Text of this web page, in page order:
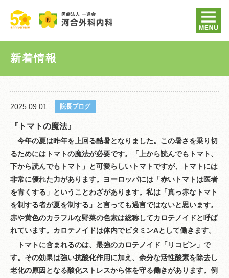
新着情報
2025.09.01 院長ブログ
『トマトの魔法』
今年の夏は昨年を上回る酷暑となりました。この暑さを乗り切
るためにはトマトの魔法が必要です。「上から読んでもトマト、
下から読んでもトマト」と可愛らしいトマトですが、トマトには
非常に優れた力があります。ヨーロッパには「赤いトマトは医者
を青くする」ということわざがあります。私は「真っ赤なトマト
を制する者が夏を制する」と言っても過言ではないと思います。
赤や黄色のカラフルな野菜の色素は総称してカロテノイドと呼ば
れています。カロテノイドは体内でビタミンAとして働きます。
トマトに含まれるのは、最強のカロテノイド「リコピン」で
す。その効果は強い抗酸化作用に加え、余分な活性酸素を除去し
老化の原因となる酸化ストレスから体を守る働きがあります。例